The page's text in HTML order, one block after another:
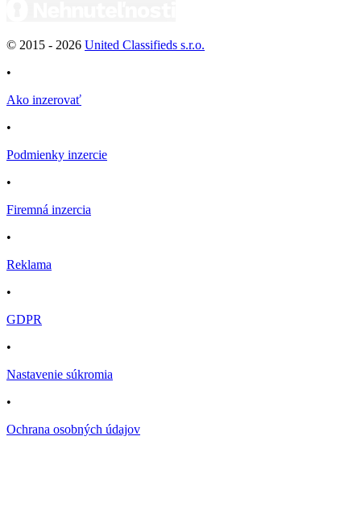
© 2015 - 2026 United Classifieds s.r.o.
•
Ako inzerovať
•
Podmienky inzercie
•
Firemná inzercia
•
Reklama
•
GDPR
•
Nastavenie súkromia
•
Ochrana osobných údajov